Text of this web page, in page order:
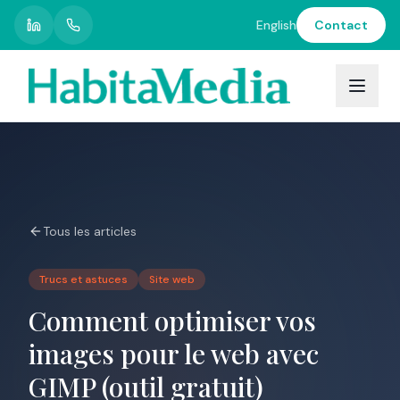
English Contact
Tous les articles
Trucs et astuces Site web
Comment optimiser vos
images pour le web avec
GIMP (outil gratuit)
Restons
en
contact
et
jour
directement
dans
votre
boîte
de
réception.
Promis,